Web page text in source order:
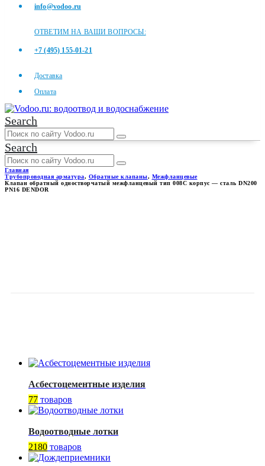
info@vodoo.ru
ОТВЕТИМ НА ВАШИ ВОПРОСЫ:
+7 (495) 155-01-21
Доставка
Оплата
Search
Search
Главная
Трубопроводная арматура, Обратные клапаны, Межфланцевые
Клапан обратный одностворчатый межфланцевый тип 008С корпус — сталь DN200
PN16 DENDOR
Асбестоцементные изделия
77 товаров
Водоотводные лотки
2180 товаров